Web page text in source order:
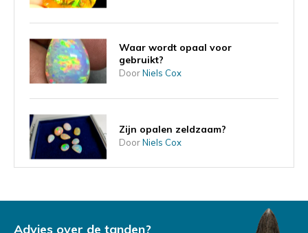
Waar wordt opaal voor
gebruikt?
DoorNiels Cox
Zijn opalen zeldzaam?
DoorNiels Cox
Mag een opaal met water in
Door Niels
Advies over de tanden?